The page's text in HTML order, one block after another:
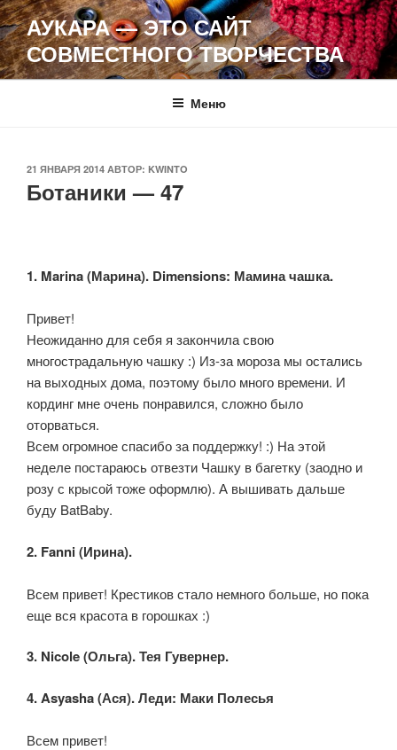
Перейти
к
содержимому
АУКАРА — ЭТО САЙТ
СОВМЕСТНОГО ТВОРЧЕСТВА
Меню
ОПУБЛИКОВАНО
21 ЯНВАРЯ 2014 АВТОР: KWINTO
Ботаники — 47
1. Marina (Марина). Dimensions: Мамина чашка.
Привет!
Неожиданно для себя я закончила свою
многострадальную чашку :) Из-за мороза мы остались
на выходных дома, поэтому было много времени. И
кординг мне очень понравился, сложно было
оторваться.
Всем огромное спасибо за поддержку! :) На этой
неделе постараюсь отвезти Чашку в багетку (заодно и
розу с крысой тоже оформлю). А вышивать дальше
буду BatBaby.
2. Fanni (Ирина).
Всем привет! Крестиков стало немного больше, но пока
еще вся красота в горошках :)
3. Nicole (Ольга). Тея Гувернер.
4. Asyasha (Ася). Леди: Маки Полесья
Всем привет!